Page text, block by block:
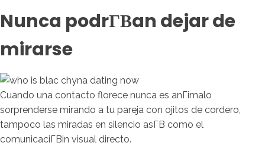
Nunca podrГ­В­an dejar de
mirarse
Cuando una contacto florece nunca es anГіmalo
sorprenderse mirando a tu pareja con ojitos de cordero,
tampoco las miradas en silencio asГ­В­ como el
comunicaciГ­Віn visual directo.